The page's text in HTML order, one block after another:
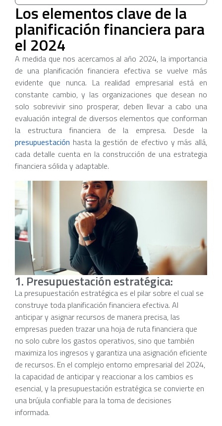
Los elementos clave de la
planificación financiera para
el 2024
A medida que nos acercamos al año 2024, la importancia
de una planificación financiera efectiva se vuelve más
evidente que nunca. La realidad empresarial está en
constante cambio, y las organizaciones que desean no
solo sobrevivir sino prosperar, deben llevar a cabo una
evaluación integral de diversos elementos que conforman
la estructura financiera de la empresa. Desde la
presupuestación hasta la gestión de efectivo y más allá,
cada detalle cuenta en la construcción de una estrategia
financiera sólida y adaptable.
1. Presupuestación estratégica:
La presupuestación estratégica es el pilar sobre el cual se
construye toda planificación financiera efectiva. Al
anticipar y asignar recursos de manera precisa, las
empresas pueden trazar una hoja de ruta financiera que
no solo cubre los gastos operativos, sino que también
maximiza los ingresos y garantiza una asignación eficiente
de recursos. En el complejo entorno empresarial del 2024,
la capacidad de anticipar y reaccionar a los cambios es
esencial, y la presupuestación estratégica se convierte en
una brújula confiable para la toma de decisiones
informada.